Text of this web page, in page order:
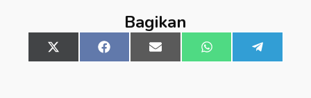
Bagikan
Share
on
X
(Twitter)
Share
on
FacebookShare
on
Email Share
on
WhatsApp
on